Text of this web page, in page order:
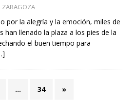
ZARAGOZA
por la alegría y la emoción, miles de
han llenado la plaza a los pies de la
el buen tiempo para
… 34 »